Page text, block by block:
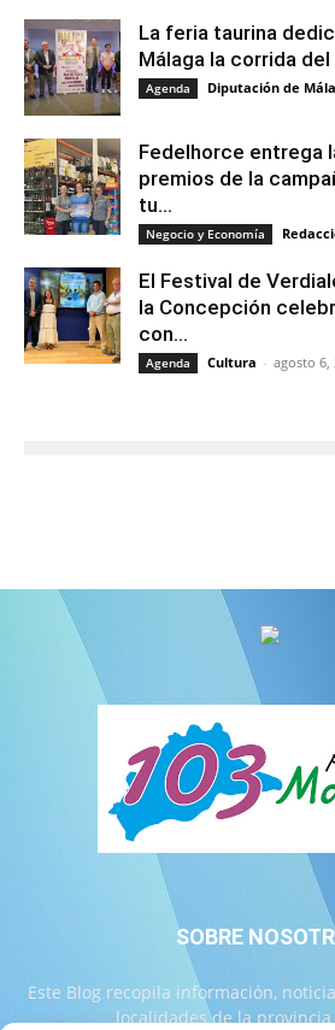
La feria taurina
Málaga la corrida
Agenda Diputación de
Fedelhorce entrega
premios de la
tu...
Negocio y Economía
El Festival de
la Concepción
con...
Agenda Cultura - agosto 6,
SOBRE
Este Blog recopila información,
localidades de la